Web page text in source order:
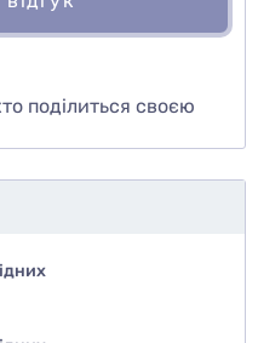
поділиться своєю